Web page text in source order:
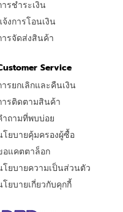
ารชำระเงิน
จ้งการโอนเงิน
ารจัดส่งสินค้า
Service
ารยกเลิกและคืนเงิน
ารติดตามสินค้า
ำถามที่พบบ่อย
โยบายคุ้มครองผู้ซื้อ
อแคตตาล็อก
โยบายความเป็นส่วนตัว
โยบายเกี่ยวกับคุกกี้